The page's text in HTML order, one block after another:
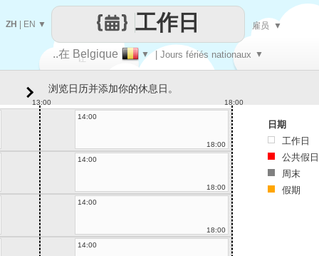
让
每一天
..在 Belgique ▼ | Jours fériés nationaux ▼
工作日
ZH EN ▼ 雇员 ▼
浏览日历并添加你的休息日。
13:00
18:00
14:00
18:00
14:00
18:00
14:00
18:00
14:00
日期
工作日
公共假日
周末
假期